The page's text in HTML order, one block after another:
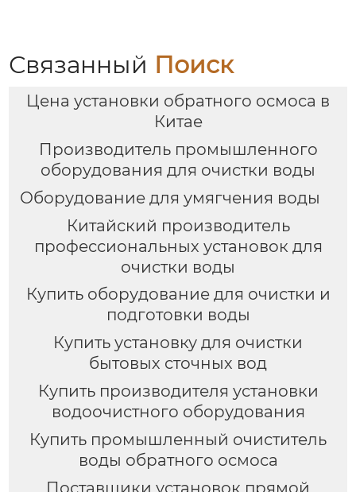
Связанный Поиск
Цена установки обратного осмоса в
Китае
Производитель промышленного
оборудования для очистки воды
Оборудование для умягчения воды
Китайский производитель
профессиональных установок для
очистки воды
Купить оборудование для очистки и
подготовки воды
Купить установку для очистки
бытовых сточных вод
Купить производителя установки
водоочистного оборудования
Купить промышленный очиститель
воды обратного осмоса